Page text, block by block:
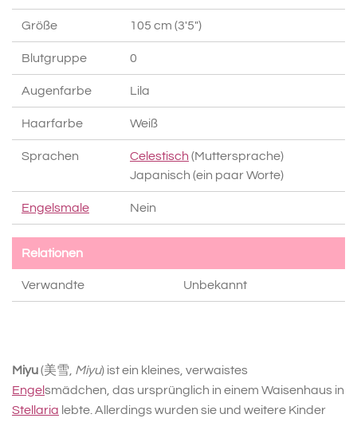
Größe 105 cm (3'5")
Blutgruppe 0
Augenfarbe Lila
Haarfarbe Weiß
Sprachen Celestisch (Muttersprache)
Japanisch (ein paar Worte)
Engelsmale Nein
Relationen
Verwandte Unbekannt
Miyu(美雪, Miyu) ist ein kleines, verwaistes
Engelsmädchen, das ursprünglich in einem Waisenhaus in
Stellaria lebte. Allerdings wurden sie und weitere Kinder